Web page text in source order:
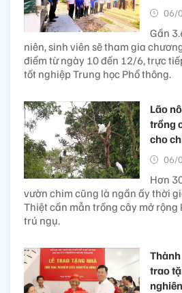
06/
Gần
niên, sinh viên sẽ tham gia
điểm từ ngày 10 đến 12/6, trực
tốt nghiệp Trung học Phổ thông.
Lão
trồng
cho
06/
Hơn
vườn chim cũng là ngần ấy thời
Thiệt cần mẫn trồng cây mở rộng
trú ngụ.
trao